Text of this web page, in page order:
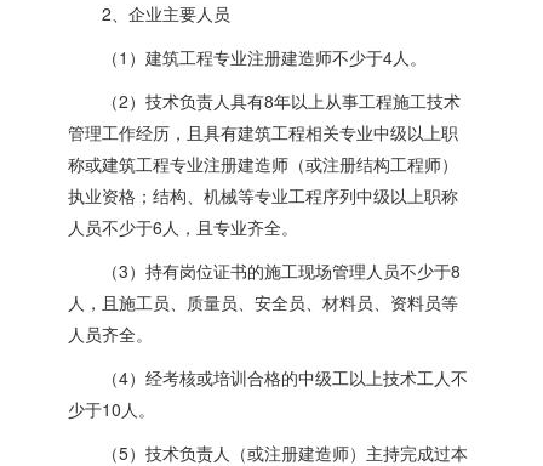
2、企业主要人员
（1）建筑工程专业注册建造师不少于4人。
（2）技术负责人具有8年以上从事工程施工技术
管理工作经历，且具有建筑工程相关专业中级以上职
称或建筑工程专业注册建造师（或注册结构工程师）
执业资格；结构、机械等专业工程序列中级以上职称
人员不少于6人，且专业齐全。
（3）持有岗位证书的施工现场管理人员不少于8
人，且施工员、质量员、安全员、材料员、资料员等
人员齐全。
（4）经考核或培训合格的中级工以上技术工人不
少于10人。
（5）技术负责人（或注册建造师）主持完成过本